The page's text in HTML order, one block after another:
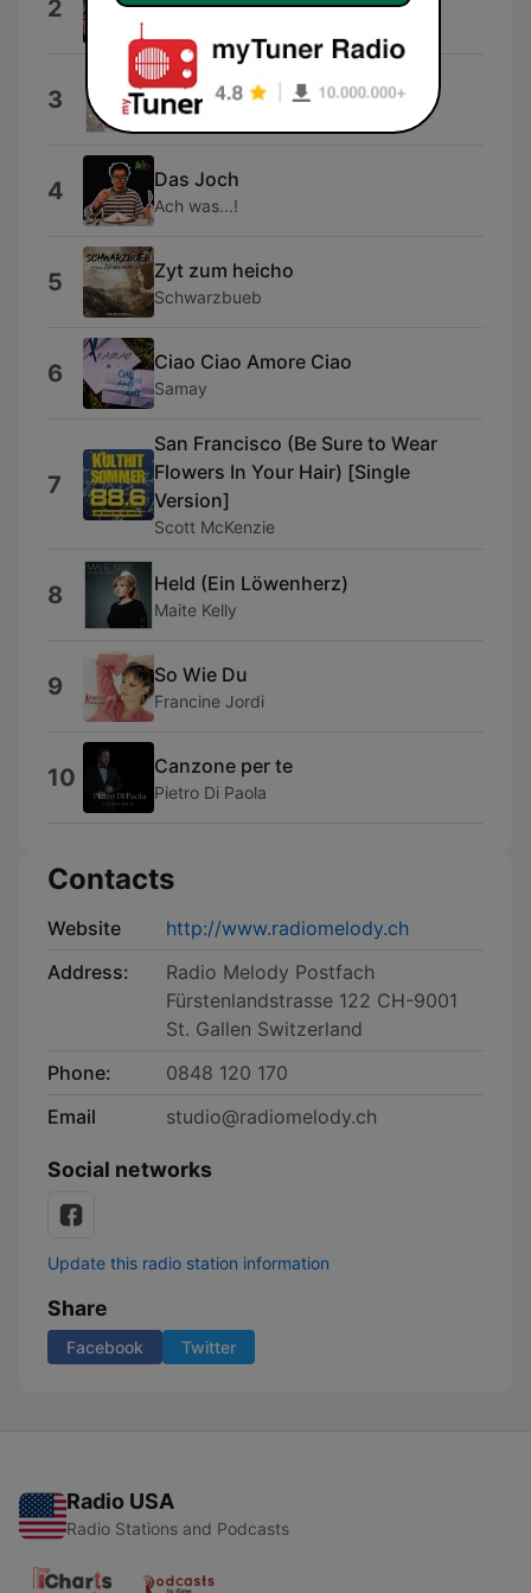
2
3 Stille Nacht
Helene Fischer
4 Das Joch
Ach was...!
5 Zyt zum heicho
Schwarzbueb
6 Ciao Ciao Amore Ciao
Samay
7
San Francisco (Be Sure to Wear
Flowers In Your Hair) [Single
Version]
Scott McKenzie
8 Held (Ein Löwenherz)
Maite Kelly
9 So Wie Du
Francine Jordi
10 Canzone per te
Pietro Di Paola
Contacts
Website
http://www.radiomelody.ch
Address:
Radio Melody Postfach
Fürstenlandstrasse 122 CH-9001
St. Gallen Switzerland
Phone:
0848 120 170
Email
studio@radiomelody.ch
Social networks
Update this radio station information
Share
Facebook Twitter
Radio USA
Radio Stations and Podcasts